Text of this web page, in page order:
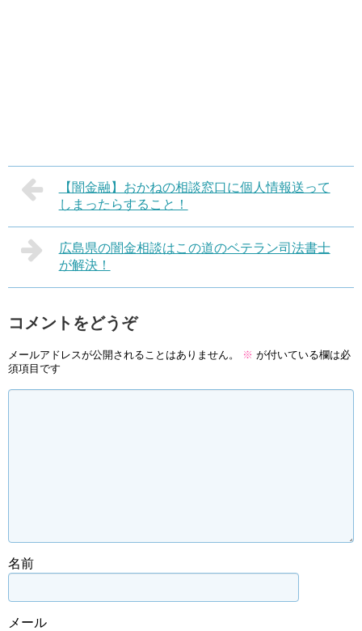
【闇金融】おかねの相談窓口に個人情報送って
しまったらすること！
広島県の闇金相談はこの道のベテラン司法書士
が解決！
コメントをどうぞ
メールアドレスが公開されることはありません。 ※ が付いている欄は必
須項目です
名前
メール